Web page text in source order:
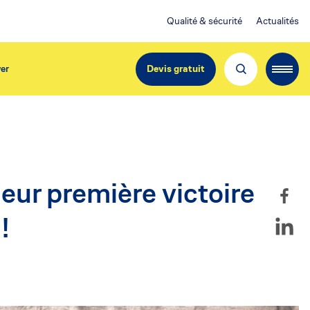
Qualité & sécurité Actualités
EdiliziAcrobatica S.p.A.
Cotée en bourse à Milan et Paris
Devis gratuit